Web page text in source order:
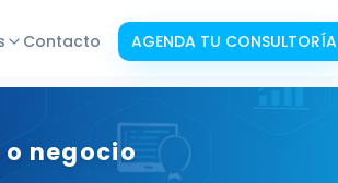
Web en Máquina de Ventas
De web común a vendedor 24/7
Contacto AGENDA TU CONSULTORÍA
negocio